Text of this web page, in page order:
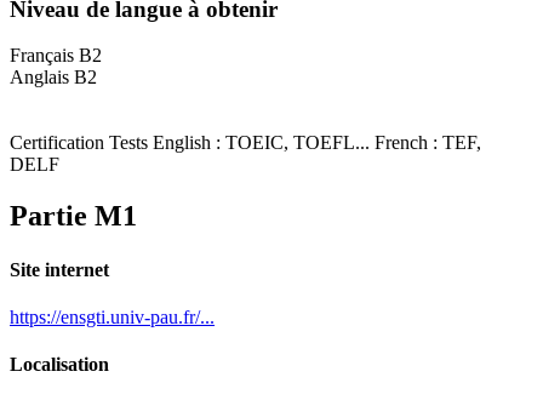
Niveau de langue à obtenir
Français B2
Anglais B2
Certification Tests English : TOEIC, TOEFL... French : TEF,
DELF
Partie M1
Site internet
https://ensgti.univ-pau.fr/...
Localisation